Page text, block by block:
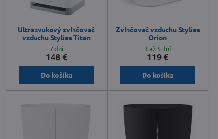
Ultrazvukový zvlhčovač
vzduchu Stylies Titan
7 dní
148 €
Do košíka
Zvlhčovač vzduchu Stylies
Orion
3 až 5 dní
119 €
Do košíka